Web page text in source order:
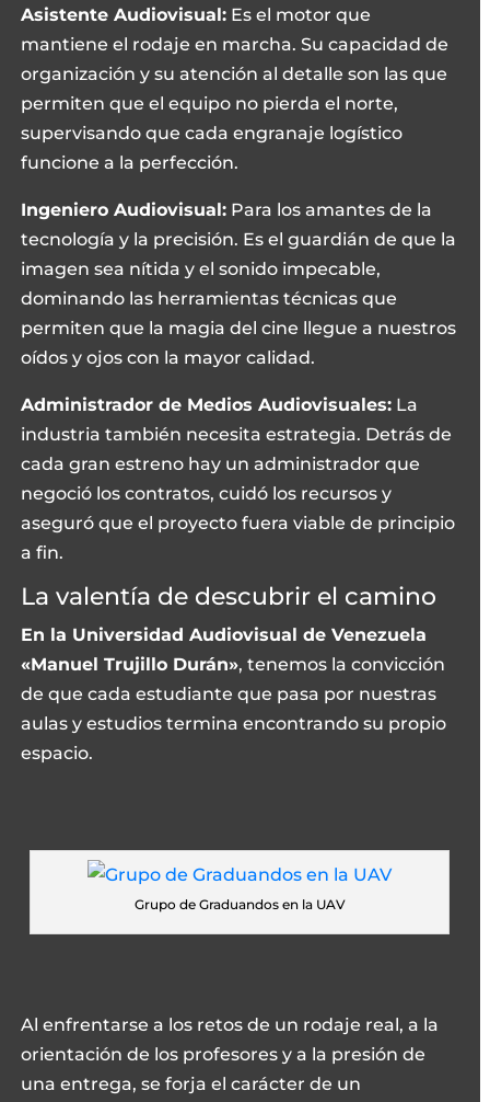
Asistente Audiovisual: Es el motor que
mantiene el rodaje en marcha. Su capacidad de
organización y su atención al detalle son las que
permiten que el equipo no pierda el norte,
supervisando que cada engranaje logístico
funcione a la perfección.
Ingeniero Audiovisual: Para los amantes de la
tecnología y la precisión. Es el guardián de que la
imagen sea nítida y el sonido impecable,
dominando las herramientas técnicas que
permiten que la magia del cine llegue a nuestros
oídos y ojos con la mayor calidad.
Administrador de Medios Audiovisuales: La
industria también necesita estrategia. Detrás de
cada gran estreno hay un administrador que
negoció los contratos, cuidó los recursos y
aseguró que el proyecto fuera viable de principio
a fin.
La valentía de descubrir el camino
En la Universidad Audiovisual de Venezuela
«Manuel Trujillo Durán», tenemos la convicción
de que cada estudiante que pasa por nuestras
aulas y estudios termina encontrando su propio
espacio.
Grupo de Graduandos en la UAV
Al enfrentarse a los retos de un rodaje real, a la
orientación de los profesores y a la presión de
una entrega, se forja el carácter de un